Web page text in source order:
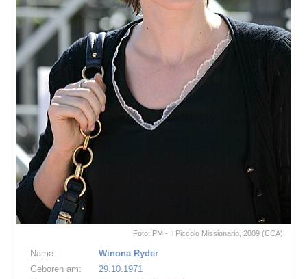
Foto: PM - Il Piccolo Missionario, 2009 (CCA).
Name:
Winona Ryder
Geboren am:
29.10.1971